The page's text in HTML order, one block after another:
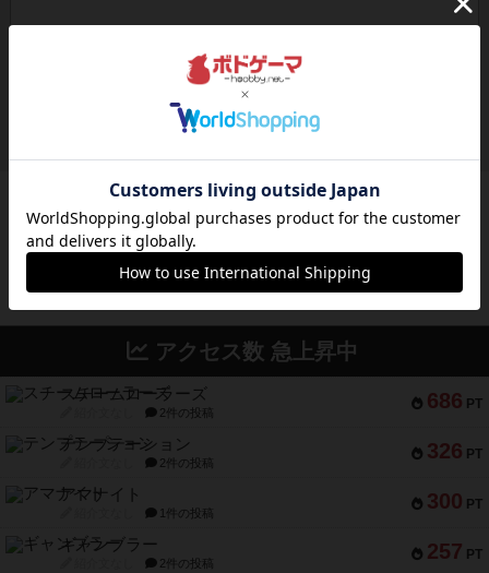
ボドゲーマのアプリ版はこちら
アクセス数 急上昇中
686 PT
スチームローラーズ
2件の投稿
326 PT
テンプテーション
2件の投稿
300 PT
アマナイト
1件の投稿
257 PT
ギャンブラー
2件の投稿